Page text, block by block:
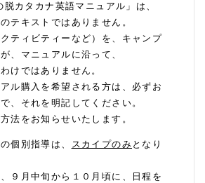
カタカナ英語マニュアル」は、
テキストではありません。
ティビティーなど）を、キャンプ
、マニュアルに沿って、
けではありません。
ル購入を希望される方は、必ずお
、それを明記してください。
法をお知らせいたします。
個別指導は、 スカイプのみ となり
９月中旬から１０月頃に、日程を